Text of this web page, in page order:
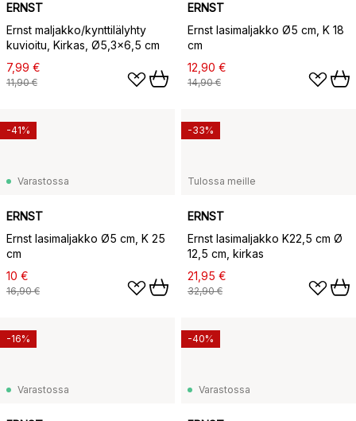
ERNST
Ernst maljakko/kynttilälyhty
kuvioitu, Kirkas, Ø5,3x6,5 cm
7,99 €
11,90 €
ERNST
Ernst lasimaljakko Ø5 cm, K 18
cm
12,90 €
14,90 €
Varastossa
ERNST
Ernst lasimaljakko Ø5 cm, K 25
cm
10 €
16,90 €
-41%
Tulossa meille
ERNST
Ernst lasimaljakko K22,5 cm Ø
12,5 cm, kirkas
21,95 €
32,90 €
-33%
Varastossa
-16%
Varastossa
-40%